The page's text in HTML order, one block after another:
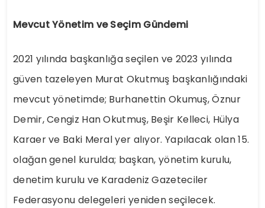
Mevcut Yönetim ve Seçim Gündemi
2021 yılında başkanlığa seçilen ve 2023 yılında
güven tazeleyen Murat Okutmuş başkanlığındaki
mevcut yönetimde; Burhanettin Okumuş, Öznur
Demir, Cengiz Han Okutmuş, Beşir Kelleci, Hülya
Karaer ve Baki Meral yer alıyor. Yapılacak olan 15.
olağan genel kurulda; başkan, yönetim kurulu,
denetim kurulu ve Karadeniz Gazeteciler
Federasyonu delegeleri yeniden seçilecek.